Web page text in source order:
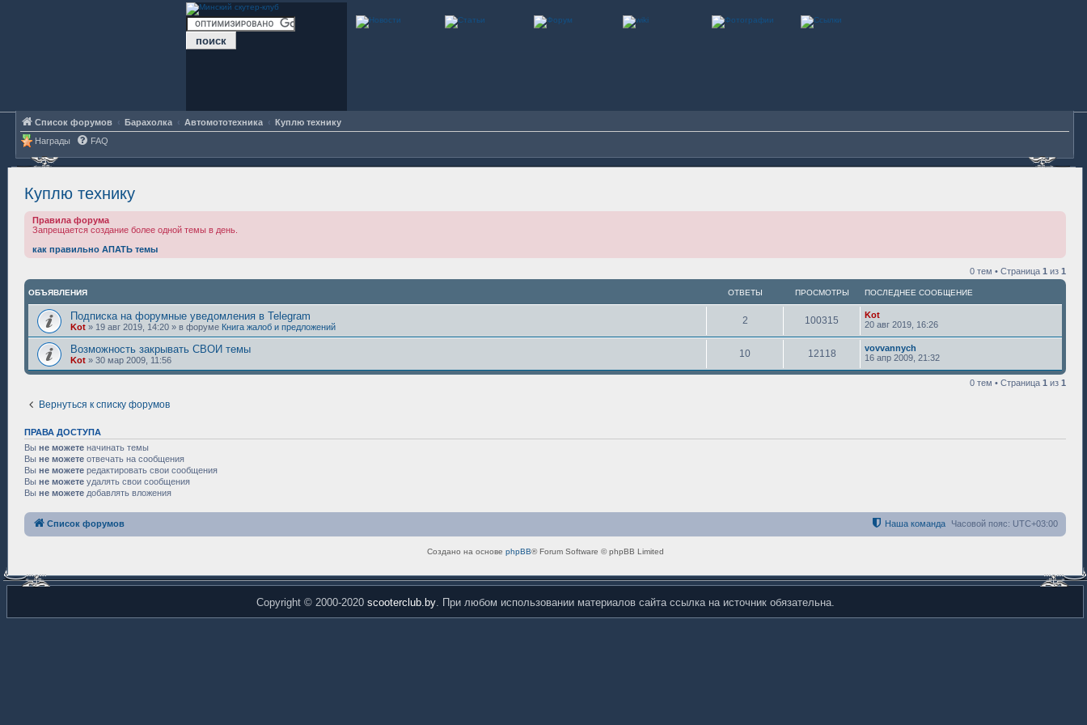
Список форумов Барахолка Автомототехника
Куплю технику
Награды
FAQ
Куплю технику
Правила форума
Запрещается создание более одной темы в день.
как правильно АПАТЬ темы
0 тем • Страница 1 из 1
ОБЪЯВЛЕНИЯ ОТВЕТЫ ПРОСМОТРЫ ПОСЛЕДНЕЕ СООБЩЕНИЕ
Подписка на форумные уведомления в Telegram
Kot » 19 авг 2019, 14:20 » в форуме Книга жалоб и предложений
2 100315
Kot
20 авг 2019, 16:26
Возможность закрывать СВОИ темы
Kot » 30 мар 2009, 11:56
10 12118
vovvannych
16 апр 2009, 21:32
0 тем • Страница 1 из 1
Вернуться к списку форумов
ПРАВА ДОСТУПА
Вы не можете начинать темы
Вы не можете отвечать на сообщения
Вы не можете редактировать свои сообщения
Вы не можете удалять свои сообщения
Вы не можете добавлять вложения
Список форумов Часовой пояс: UTC+03:00
Наша команда
Создано на основе phpBB® Forum Software © phpBB Limited
Copyright © 2000-2020 scooterclub.by. При любом использовании материалов сайта ссылка на источник обязательна.